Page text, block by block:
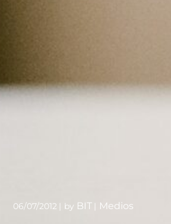
06/07/2012 by BIT Medios